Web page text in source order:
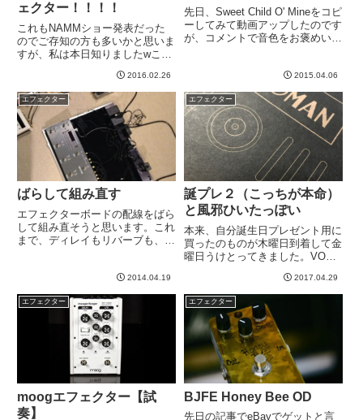
ェクター！！！！
これもNAMMショー発表だった
のでご存知の方も多いかと思いま
すが、私は本日知りましたwこれ
Candela Vibrophaseです！ふおお
おおおおおお。。。。これがギタ
ーのエフェクトペダルと
は。。。。興奮して書...
2016.02.26
先日、Sweet Child O' Mineをコピ
ーしてみて動画アップしたのです
が、コメントで音色をお褒めいた
から、良い悪いというか、好き・
嫌いだと思いますが。さて、この
音色は下記...
2015.04.06
エフェクター
ばらして組み直す
エフェクターボードの配線をばら
して組み直そうと思います。これ
まで、ディレイもリバーブも、全
ていたのですが、今日、エクスタ
シーで試したらまあひどい。リバ
ーブとか濁っちゃって、聞くに
2014.04.19
エフェクター
誕プレ２（こっちが本命）
と風邪ひいたっぽい
本来、自分誕生日プレゼント用に
買ったのものが木曜日到着して金
曜日うけとってきました。VOX
動買いに近いものでして、楽器屋
さんにふとよったら、あれ、もう
売ってるやんけ！みたいな？それ
はともかくこれが本命。揚男...
2017.04.29
エフェクター
moogエフェクター【試
奏】
エフェクター
BJFE Honey Bee OD
先日の記事でeBayでゲットと言